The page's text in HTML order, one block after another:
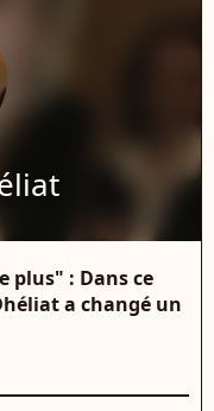
plus" : Dans ce
a changé un